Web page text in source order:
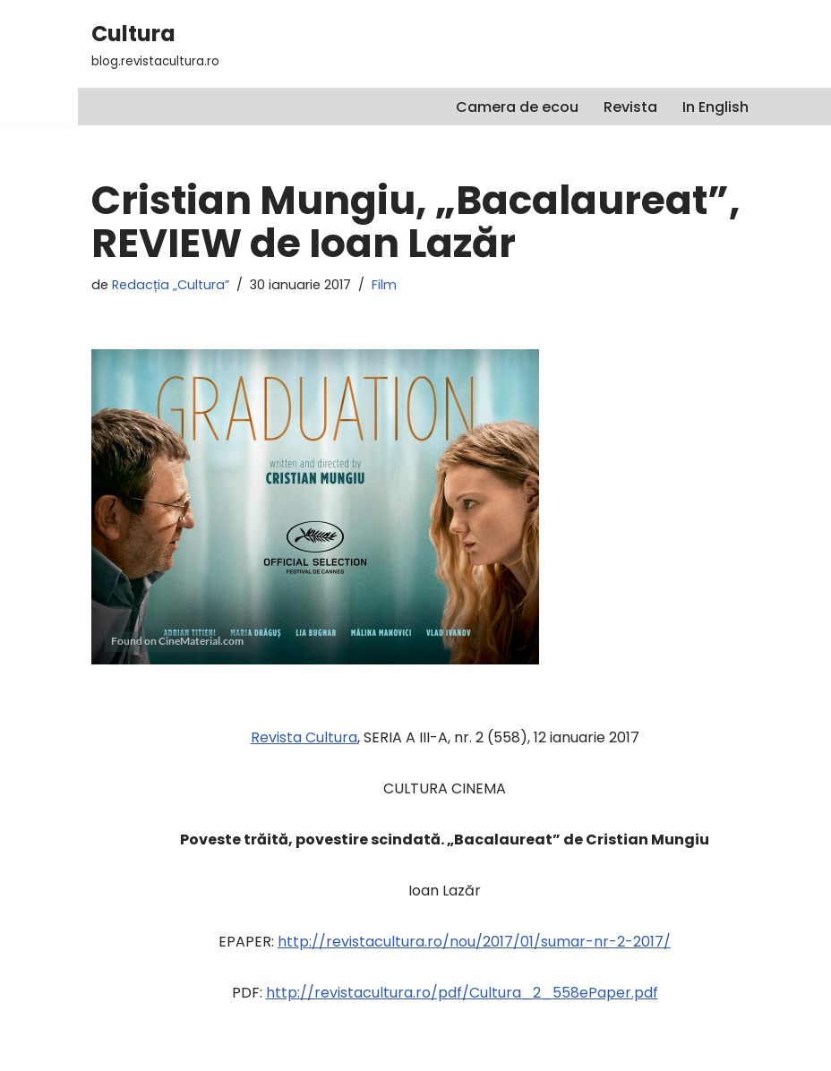
Cultura
blog.revistacultura.ro
Camera de ecou Revista In English
Cristian Mungiu, „Bacalaureat”,
REVIEW de Ioan Lazăr
de Redacția „Cultura” 30 ianuarie 2017 Film
Revista Cultura, SERIA A III-A, nr. 2 (558), 12 ianuarie 2017
CULTURA CINEMA
Poveste trăită, povestire scindată. „Bacalaureat” de Cristian Mungiu
Ioan Lazăr
EPAPER: http://revistacultura.ro/nou/2017/01/sumar-nr-2-2017/
PDF: http://revistacultura.ro/pdf/Cultura_2_558ePaper.pdf